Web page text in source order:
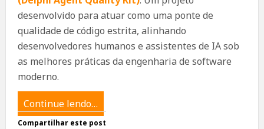
desenvolvido para atuar como uma ponte de
qualidade de código estrita, alinhando
desenvolvedores humanos e assistentes de IA sob
as melhores práticas da engenharia de software
moderno.
Continue lendo…
Compartilhar este post